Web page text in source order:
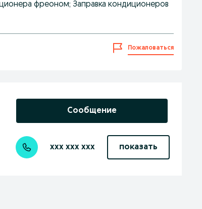
фреоном; Заправка кондиционеров
Пожаловаться
Сообщение
xxx xxx xxx показать